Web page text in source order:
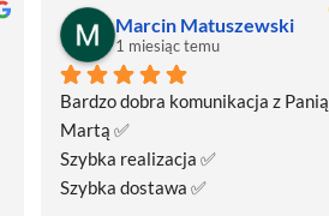
Marcin Matuszewski
1 miesiąc temu
Bardzo dobra komunikacja z Panią
Martą ✅
Szybka realizacja ✅
Szybka dostawa ✅